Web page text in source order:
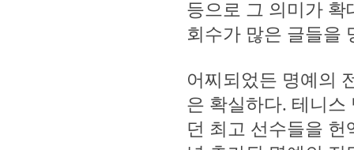
등으로 그 의미가
회수가 많은 글들을
어찌되었든 명예의
은 확실하다. 테니스
던 최고 선수들을